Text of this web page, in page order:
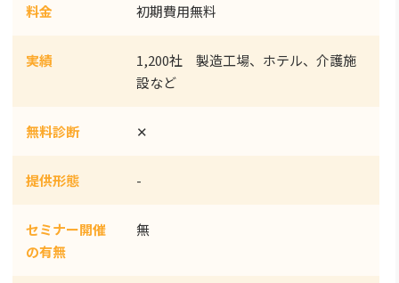
料金 初期費用無料
実績
1,200社 製造工場、ホテル、介護施
設など
無料診断 ✕
提供形態 -
セミナー開催
の有無
無